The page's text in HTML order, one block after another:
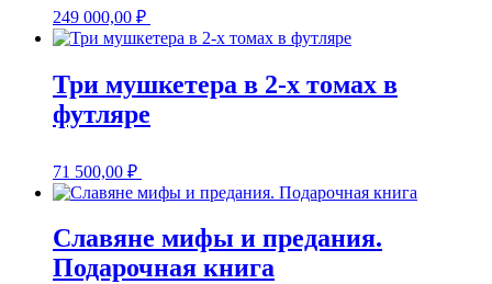
249 000,00 ₽
Три мушкетера в 2-х томах в
футляре
71 500,00 ₽
Славяне мифы и предания.
Подарочная книга